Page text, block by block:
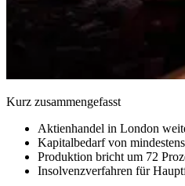
Kurz zusammengefasst
Aktienhandel in London
Kapitalbedarf von
Produktion bricht um 72
Insolvenzverfahren für